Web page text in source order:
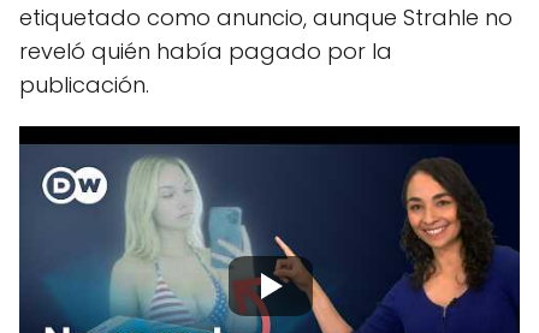
etiquetado como anuncio, aunque Strahle no
reveló quién había pagado por la
publicación.